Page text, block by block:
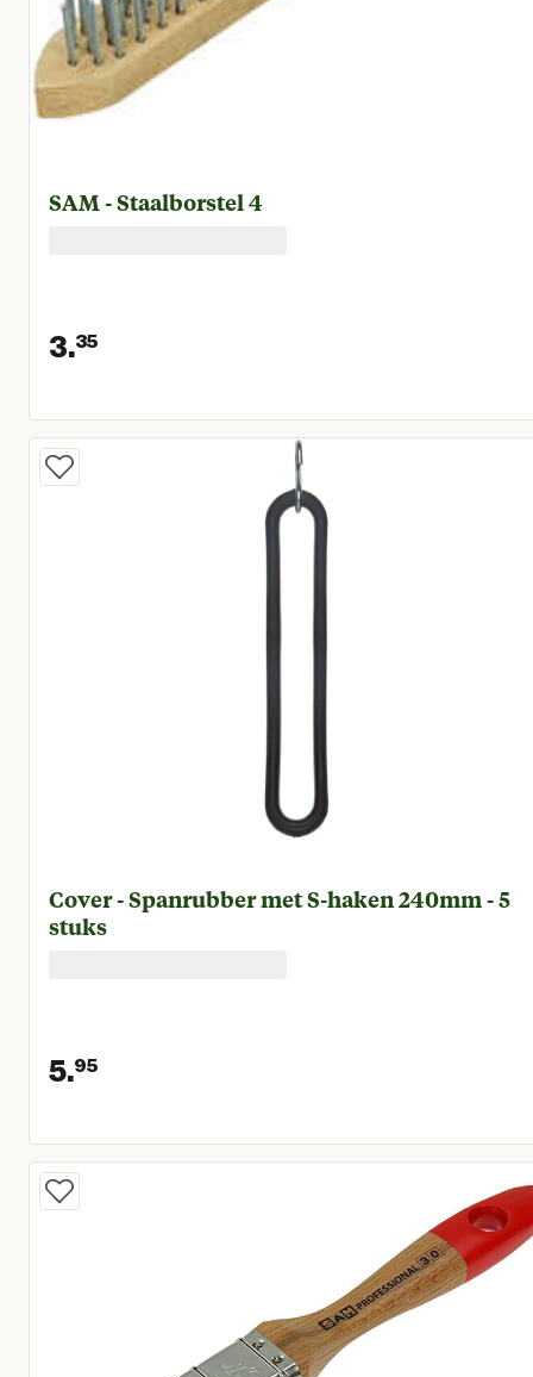
SAM - Staalborstel 4
3.35
Huidige prijs € 3,35
Cover - Spanrubber met S-haken 240mm - 5
stuks
5.95
Huidige prijs € 5,95